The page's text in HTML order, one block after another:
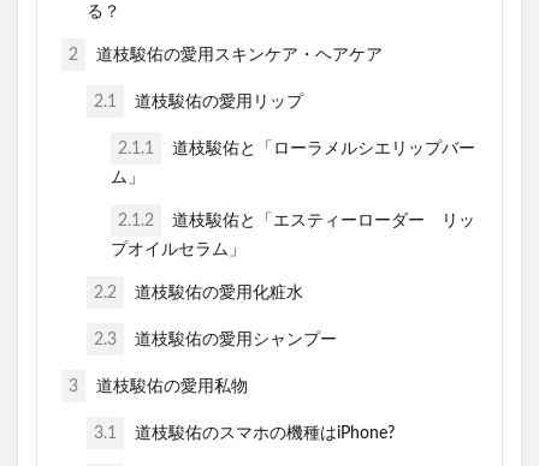
る？
2 道枝駿佑の愛用スキンケア・ヘアケア
2.1 道枝駿佑の愛用リップ
2.1.1
道枝駿佑と「ローラメルシエリップバー
ム」
2.1.2
道枝駿佑と「エスティーローダー リッ
プオイルセラム」
2.2 道枝駿佑の愛用化粧水
2.3 道枝駿佑の愛用シャンプー
3 道枝駿佑の愛用私物
3.1 道枝駿佑のスマホの機種はiPhone?